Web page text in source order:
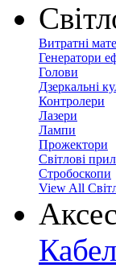
Витратні
Генератори
Голови
Дзеркальні
Контролери
Лазери
Лампи
Прожектори
Світлові
Стробоскопи
View All